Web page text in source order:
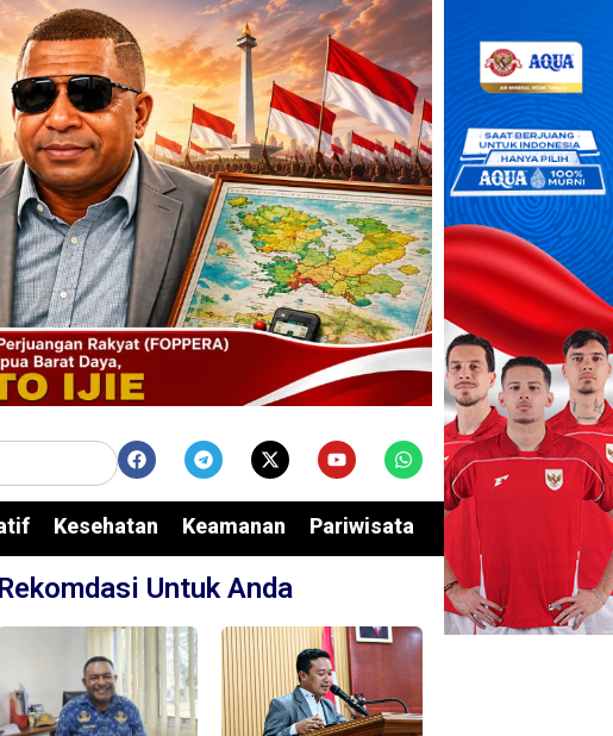
Kesehatan Keamanan Pariwisata Edukasi
Rekomdasi Untuk Anda